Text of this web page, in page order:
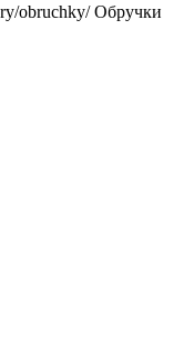
obruchky/Обручки